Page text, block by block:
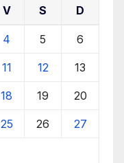
V S D
4 5 6
11 12 13
18 19 20
25 26 27